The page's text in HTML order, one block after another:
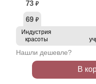
73 ₽
69 ₽
Индустрия
красоты
Нашли дешевле?
В